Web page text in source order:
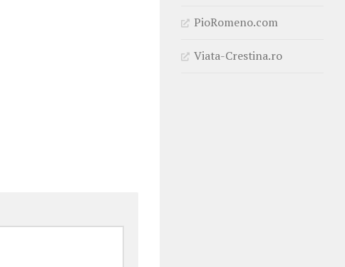
PioRomeno.com
Viata-Crestina.ro